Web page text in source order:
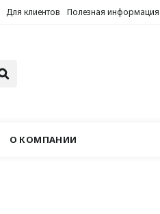
Для клиентов Полезная информация
О КОМПАНИИ